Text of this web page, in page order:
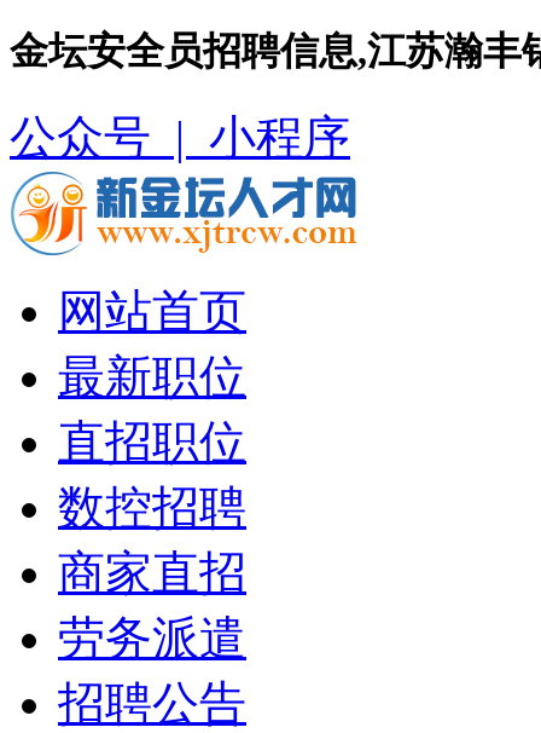
金坛安全员招聘信息,江苏瀚丰
公众号 | 小程序
网站首页
最新职位
直招职位
数控招聘
商家直招
劳务派遣
招聘公告